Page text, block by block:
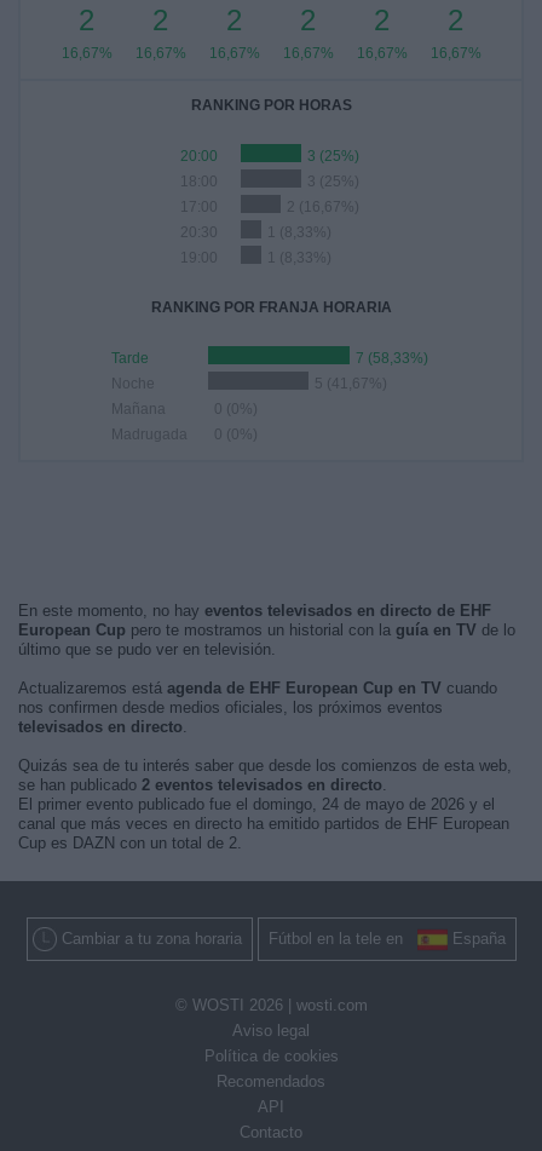
2
16,67%
2
16,67%
2
16,67%
2
16,67%
2
16,67%
2
16,67%
RANKING POR HORAS
20:00
3 (25%)
18:00
3 (25%)
17:00
2 (16,67%)
20:30
1 (8,33%)
19:00
1 (8,33%)
RANKING POR FRANJA HORARIA
Tarde
7 (58,33%)
Noche
5 (41,67%)
Mañana
0 (0%)
Madrugada
0 (0%)
En este momento, no hay eventos televisados en directo de EHF
European Cup pero te mostramos un historial con la guía en TV de lo
último que se pudo ver en televisión.
Actualizaremos está agenda de EHF European Cup en TV cuando
nos confirmen desde medios oficiales, los próximos eventos
televisados en directo.
Quizás sea de tu interés saber que desde los comienzos de esta web,
se han publicado 2 eventos televisados en directo.
El primer evento publicado fue el domingo, 24 de mayo de 2026 y el
canal que más veces en directo ha emitido partidos de EHF European
Cup es DAZN con un total de 2.
Cambiar a tu zona horaria Fútbol en la tele en España
© WOSTI 2026 | wosti.com
Aviso legal
Política de cookies
Recomendados
API
Contacto